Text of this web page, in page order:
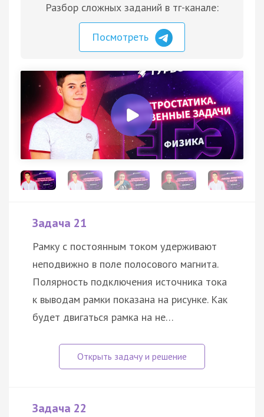
Разбор сложных заданий в тг-канале:
Посмотреть
Задача 21
Рамку с постоянным током удерживают
неподвижно в поле полосового магнита.
Полярность подключения источника тока
к выводам рамки показана на рисунке. Как
будет двигаться рамка на не…
Задача 22